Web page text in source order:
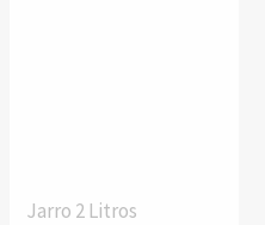
Jarro 2 Litros